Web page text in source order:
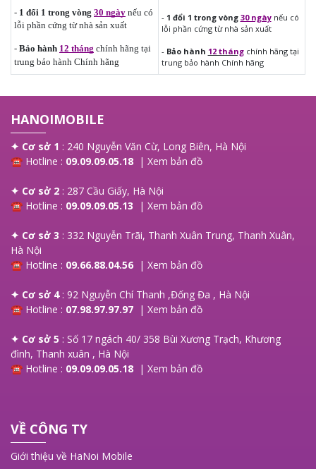
- 1 đổi 1 trong vòng 30 ngày nếu có
lỗi phần cứng từ nhà sản xuất
- Bảo hành 12 tháng chính hãng tại
trung bảo hành Chính hãng
- 1 đổi 1 trong vòng 30 ngàynếu có
lỗi phần cứng từ nhà sản xuất
- Bảo hành 12 thángchính hãng tại
trung bảo hành Chính hãng
HANOIMOBILE
✦ Cơ sở 1 : 240 Nguyễn Văn Cừ, Long Biên, Hà Nội
☎ Hotline : 09.09.09.05.18 | Xem bản đồ
✦ Cơ sở 2 : 287 Cầu Giấy, Hà Nội
☎ Hotline : 09.09.09.05.13 | Xem bản đồ
✦ Cơ sở 3 : 332 Nguyễn Trãi, Thanh Xuân Trung, Thanh Xuân,
Hà Nội
☎ Hotline : 09.66.88.04.56 | Xem bản đồ
✦ Cơ sở 4: 92 Nguyễn Chí Thanh ,Đống Đa , Hà Nội
☎ Hotline : 07.98.97.97.97 | Xem bản đồ
✦ Cơ sở 5 : Số 17 ngách 40/ 358 Bùi Xương Trạch, Khương
đình, Thanh xuân , Hà Nội
☎ Hotline : 09.09.09.05.18 | Xem bản đồ
VỀ CÔNG TY
Giới thiệu về HaNoi Mobile